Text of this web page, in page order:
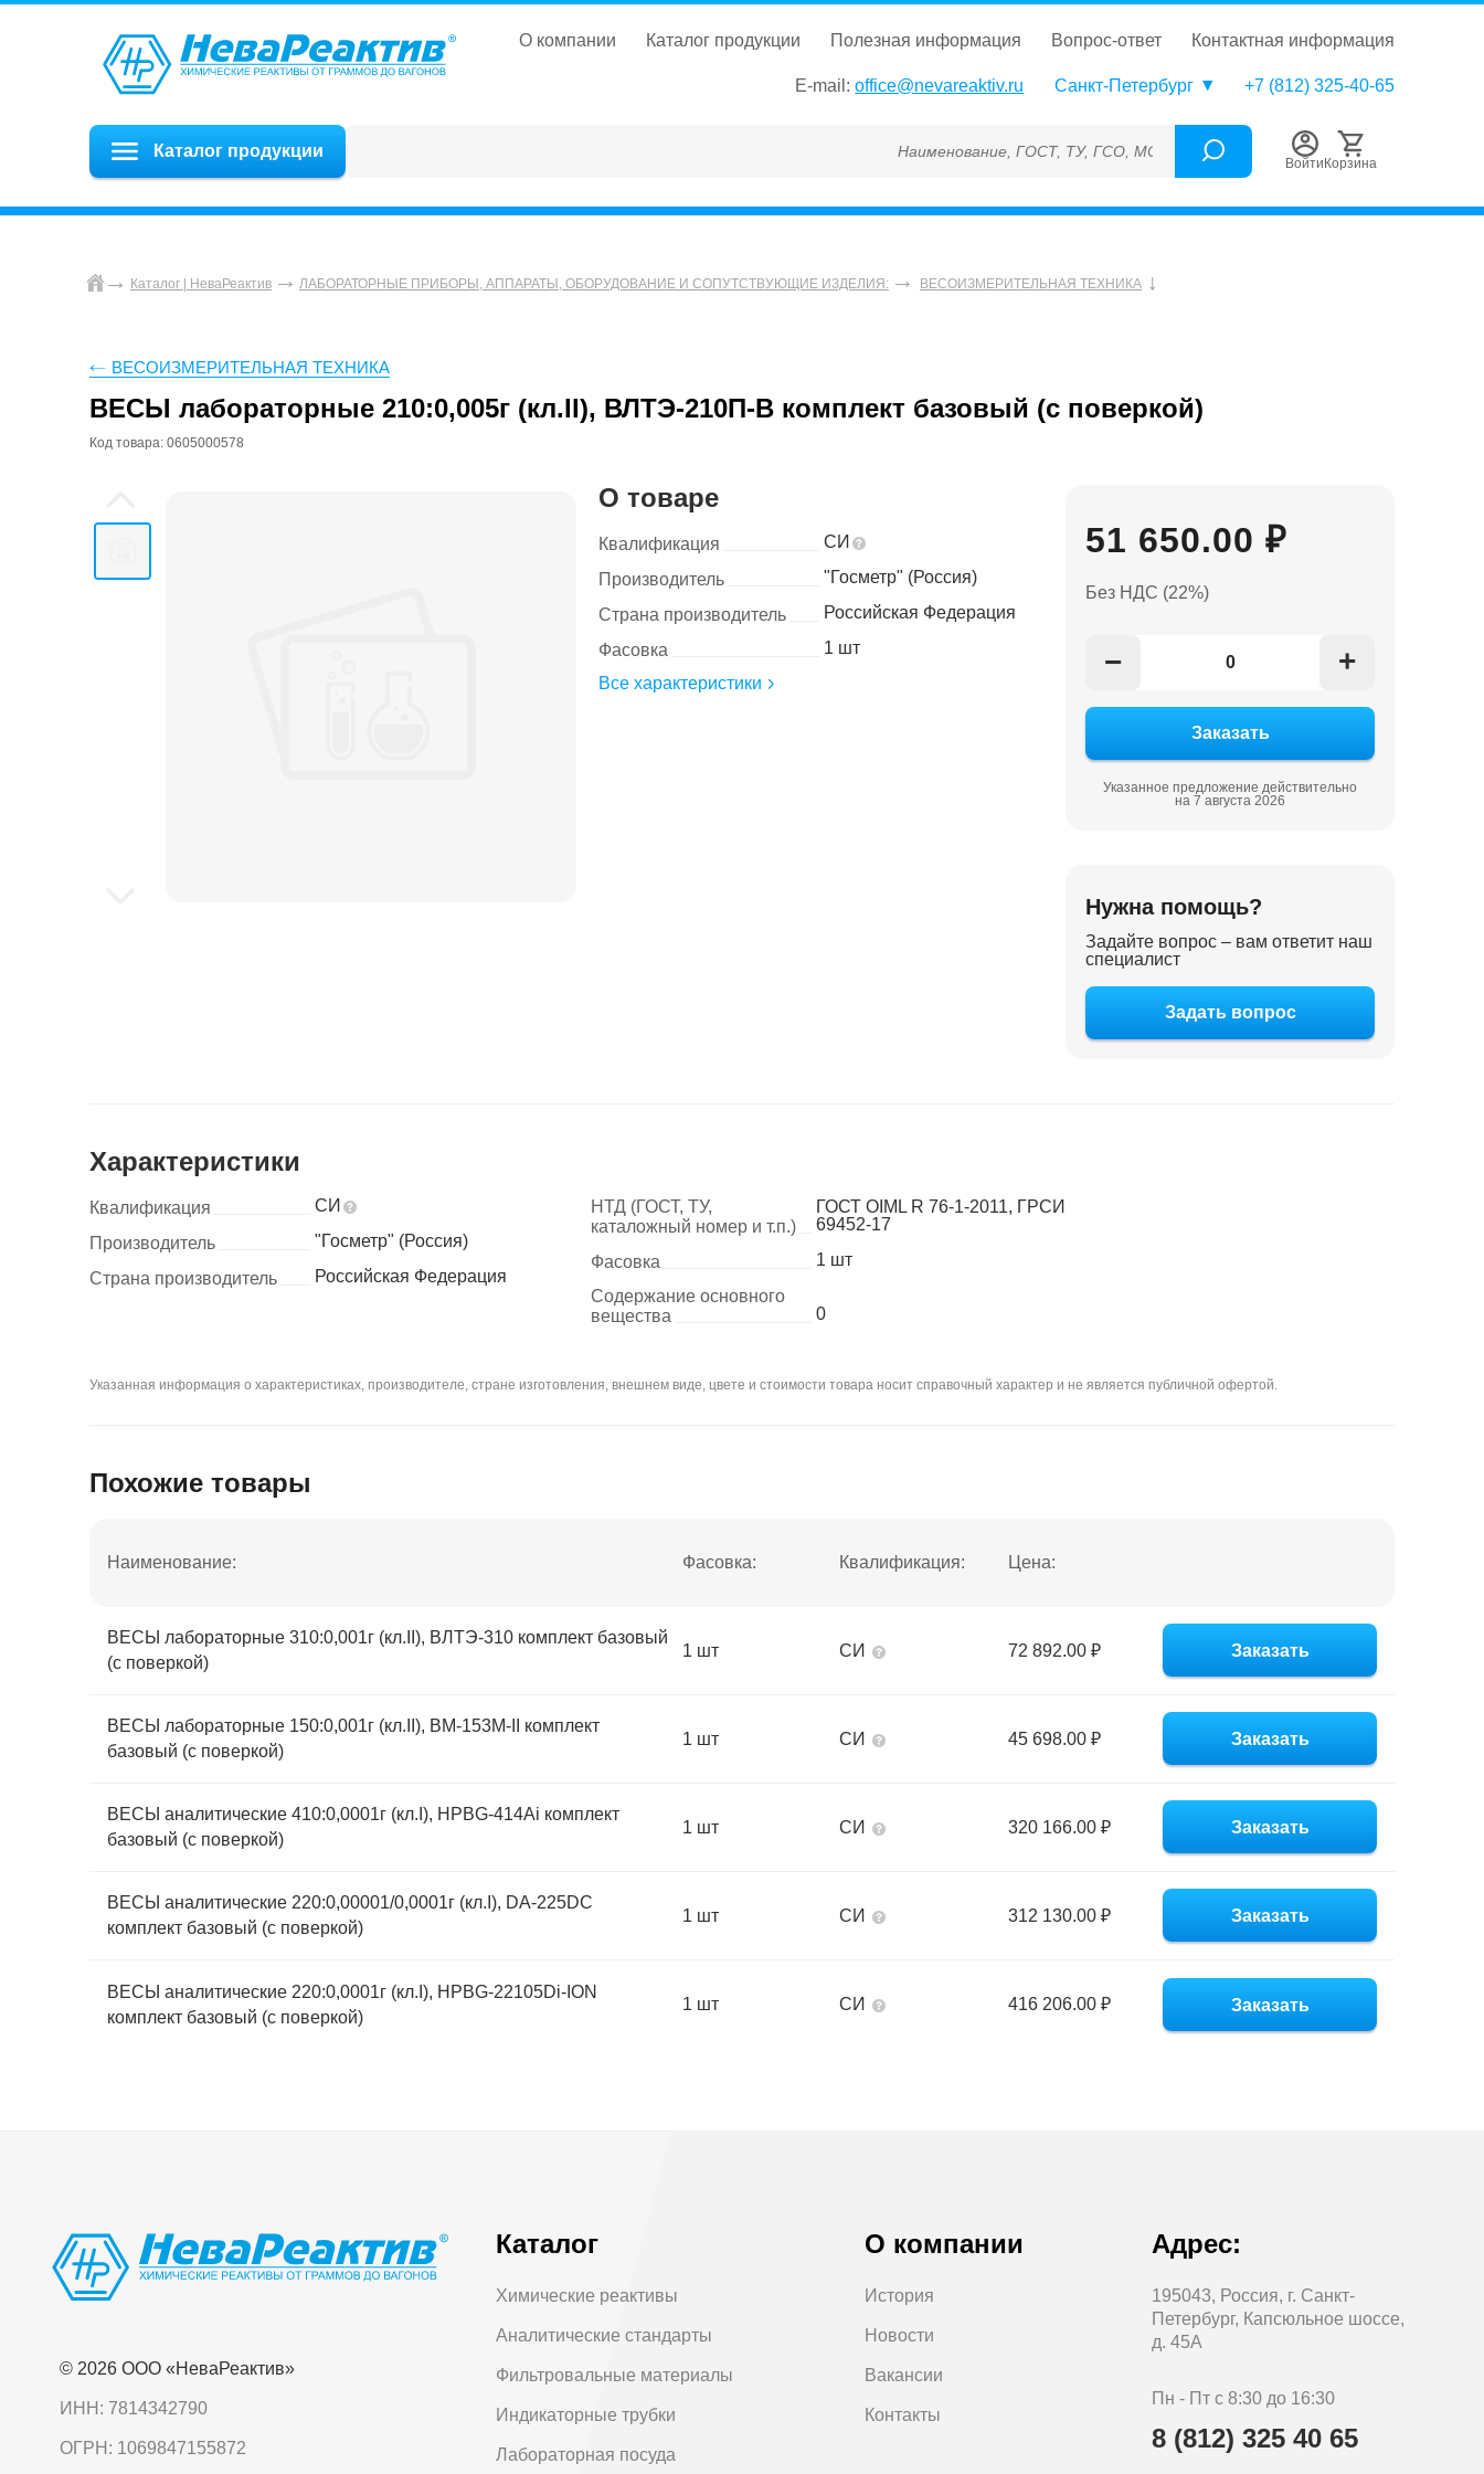
о компании каталог продукции полезная информация вопрос-ответ контактная информация
E-mail: office@nevareaktiv.ru Санкт-Петербург +7 (812) 325-40-65
Каталог продукции Наименование, ГОСТ, ТУ, ГСО, МСО, ОСО, СОП, ГРСИ, Каталожный номер (Артикул),
Войти Корзина
Каталог | НеваРеактив ЛАБОРАТОРНЫЕ ПРИБОРЫ, АППАРАТЫ, ОБОРУДОВАНИЕ И СОПУТСТВУЮЩИЕ ИЗДЕЛИЯ: ВЕСОИЗМЕРИТЕЛЬНАЯ ТЕХНИКА
ВЕСОИЗМЕРИТЕЛЬНАЯ ТЕХНИКА
ВЕСЫ лабораторные 210:0,005г (кл.II), ВЛТЭ-210П-В комплект базовый (с поверкой)
Код товара: 0605000578
51 650.00 ₽
Без НДС (22%)
− +
Указанное предложение действительно
на 7 августа 2026
О товаре
Квалификация
СИ
Производитель
"Госметр" (Россия)
Страна производитель
Российская Федерация
Фасовка
1 шт
Все характеристики
Нужна помощь?
Задайте вопрос – вам ответит наш
специалист
Задать вопрос
Характеристики
Квалификация
СИ
Производитель
"Госметр" (Россия)
Страна производитель
Российская Федерация
НТД (ГОСТ, ТУ,
каталожный номер и т.п.)
ГОСТ OIML R 76-1-2011, ГРСИ
69452-17
Фасовка
1 шт
Содержание основного
вещества
0
Указанная информация о характеристиках, производителе, стране изготовления, внешнем виде, цвете и стоимости товара носит справочный характер и не является публичной офертой.
Похожие товары
Наименование: Фасовка: Квалификация: Цена:
ВЕСЫ лабораторные 310:0,001г (кл.II), ВЛТЭ-310 комплект базовый
(с поверкой)
1 шт СИ 72 892.00 ₽ Заказать
ВЕСЫ лабораторные 150:0,001г (кл.II), ВМ-153М-II комплект
базовый (с поверкой)
1 шт СИ 45 698.00 ₽ Заказать
ВЕСЫ аналитические 410:0,0001г (кл.I), HPBG-414Ai комплект
базовый (с поверкой)
1 шт СИ 320 166.00 ₽ Заказать
ВЕСЫ аналитические 220:0,00001/0,0001г (кл.I), DA-225DС
комплект базовый (с поверкой)
1 шт СИ 312 130.00 ₽ Заказать
ВЕСЫ аналитические 220:0,0001г (кл.I), HPBG-22105Di-ION
комплект базовый (с поверкой)
1 шт СИ 416 206.00 ₽ Заказать
© 2026 OOO «НеваРеактив»
ИНН: 7814342790
ОГРН: 1069847155872
Каталог
Химические реактивы
Аналитические стандарты
Фильтровальные материалы
Индикаторные трубки
Лабораторная посуда
О компании
История
Новости
Вакансии
Контакты
Адрес:
195043, Россия, г. Санкт-
Петербург, Капсюльное шоссе,
д. 45А
Пн - Пт с 8:30 до 16:30
8 (812) 325 40 65